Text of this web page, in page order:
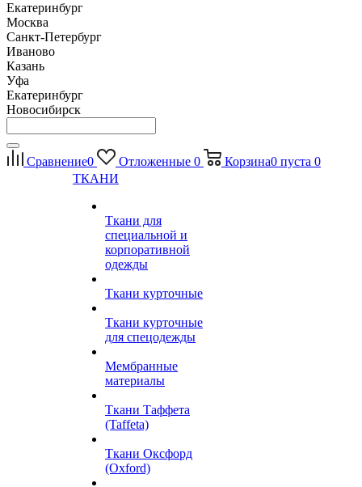
Екатеринбург
Москва
Санкт-Петербург
Иваново
Казань
Уфа
Екатеринбург
Новосибирск
Сравнение0 Отложенные 0 Корзина0 пуста 0
ТКАНИ
Ткани для
специальной и
корпоративной
одежды
Ткани курточные
Ткани курточные
для спецодежды
Мембранные
материалы
Ткани Таффета
(Taffeta)
Ткани Оксфорд
(Oxford)